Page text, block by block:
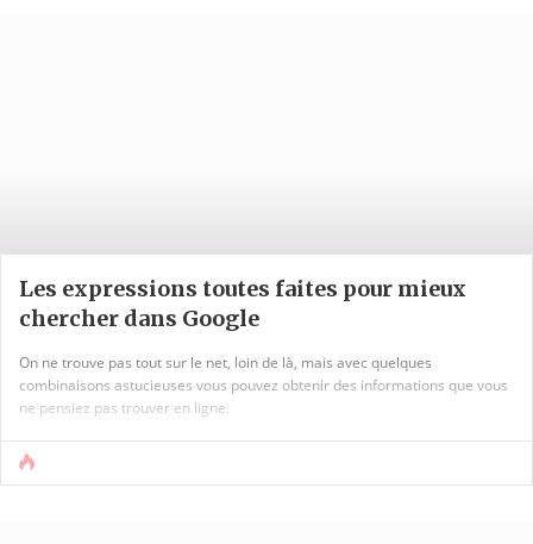
Les expressions toutes faites pour mieux
chercher dans Google
On ne trouve pas tout sur le net, loin de là, mais avec quelques
combinaisons astucieuses vous pouvez obtenir des informations que vous
ne pensiez pas trouver en ligne.